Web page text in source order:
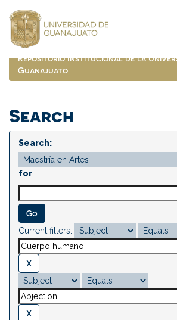
navigation
Repositorio Institucional de la
Guanajuato
Search
Search:
for
Current filters: